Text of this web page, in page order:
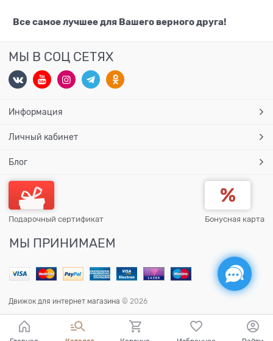
Все самое лучшее для Вашего верного друга!
МЫ В СОЦ СЕТЯХ
Информация
Личный кабинет
Блог
Подарочный сертификат Бонусная карта
МЫ ПРИНИМАЕМ
Движок для интернет магазина © 2026